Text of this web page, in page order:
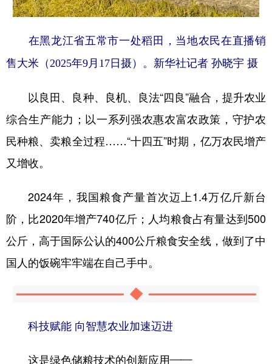
在黑龙江省五常市一处稻田，当地农民在直播销
售大米（2025年9月17日摄）。新华社记者 孙晓宇 摄
以良田、良种、良机、良法“四良”融合，提升农业
综合生产能力；以一系列强农惠农富农政策，守护农
民种粮、卖粮全过程……“十四五”时期，亿万农民增产
又增收。
2024年，我国粮食产量首次迈上1.4万亿斤新台
阶，比2020年增产740亿斤；人均粮食占有量达到500
公斤，高于国际公认的400公斤粮食安全线，做到了中
国人的饭碗牢牢端在自己手中。
科技赋能 向智慧农业加速迈进
这是绿色储粮技术的创新应用——